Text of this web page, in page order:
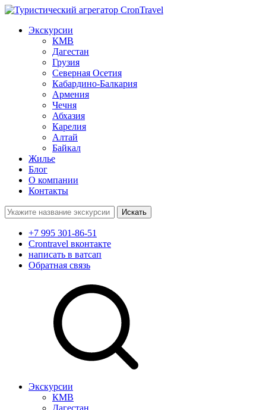
Экскурсии
КМВ
Дагестан
Грузия
Северная Осетия
Кабардино-Балкария
Армения
Чечня
Абхазия
Карелия
Алтай
Байкал
Жилье
Блог
О компании
Контакты
Поиск:
+7 995 301-86-51
Crontravel вконтакте
написать в ватсап
Обратная связь
Экскурсии
КМВ
Дагестан